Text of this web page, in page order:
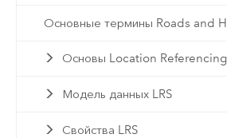
Основные термины Roads and
Основы Location Referencing
Модель данных LRS
Свойства LRS